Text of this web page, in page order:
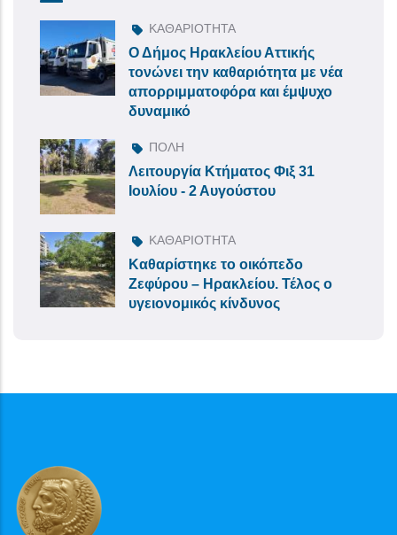
ΚΑΘΑΡΙΟΤΗΤΑ
Ο Δήμος Ηρακλείου Αττικής
τονώνει την καθαριότητα με νέα
απορριμματοφόρα και έμψυχο
δυναμικό
ΠΟΛΗ
Λειτουργία Κτήματος Φιξ 31
Ιουλίου - 2 Αυγούστου
ΚΑΘΑΡΙΟΤΗΤΑ
Καθαρίστηκε το οικόπεδο
Ζεφύρου – Ηρακλείου. Τέλος ο
υγειονομικός κίνδυνος